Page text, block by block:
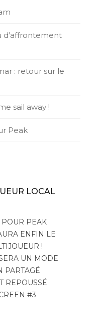
d’affrontement
: retour sur le
sail away !
Peak
LOCAL
PEAK
ENFIN LE
!
UN MODE
PARTAGÉ
REPOUSSÉ
#3